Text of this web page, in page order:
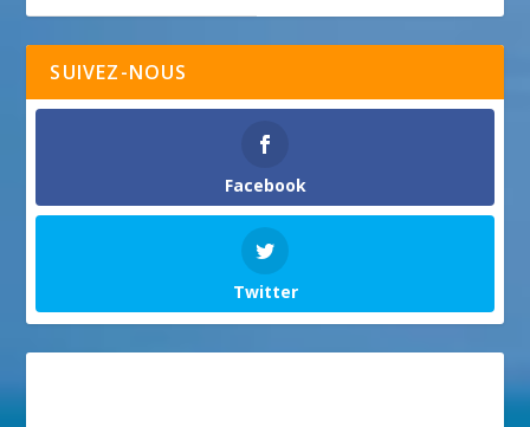
SUIVEZ-NOUS
Facebook
Twitter